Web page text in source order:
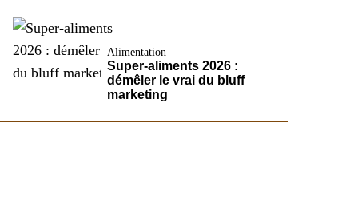
Alimentation
Super-aliments 2026 :
démêler le vrai du bluff
marketing